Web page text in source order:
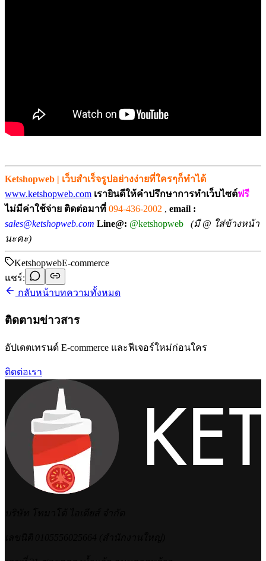
Ketshopweb | เว็บสำเร็จรูปอย่างง่ายที่ใครๆก็ทำได้
www.ketshopweb.com เรายินดีให้คำปรึกษาการทำเว็บไซต์ฟรี
ไม่มีค่าใช้จ่าย ติดต่อมาที่ 094-436-2002 , email :
sales@ketshopweb.com Line@: @ketshopweb
(มี @ ใส่ข้างหน้า
นะคะ)
KetshopwebE-commerce
แชร์:
กลับหน้าบทความทั้งหมด
ติดตามข่าวสาร
อัปเดตเทรนด์ E-commerce และฟีเจอร์ใหม่ก่อนใคร
ติดต่อเรา